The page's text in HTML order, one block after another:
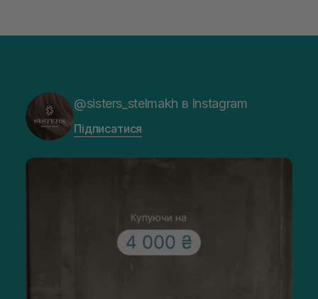
@sisters_stelmakh в Instagram
Підписатися